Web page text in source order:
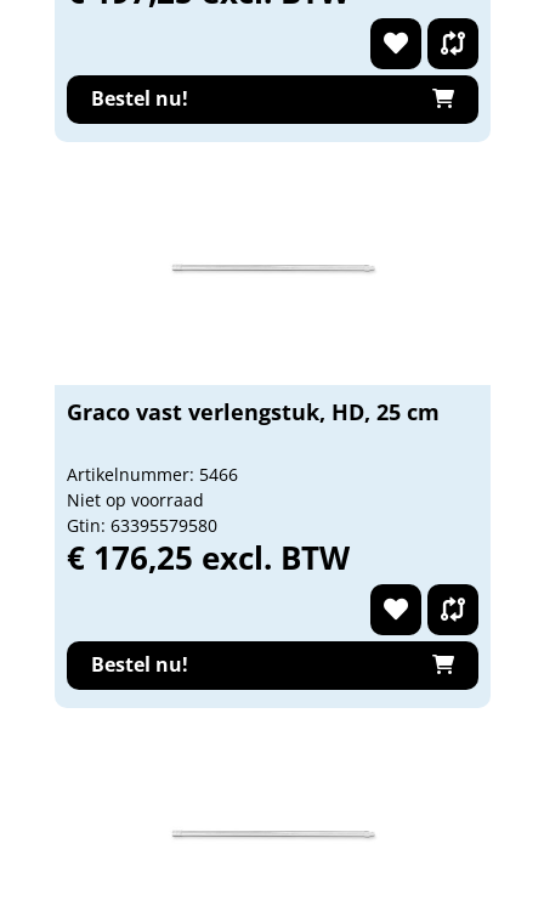
Bestel nu!
Graco vast verlengstuk, HD, 25 cm
Artikelnummer: 5466
Niet op voorraad
Gtin: 63395579580
€ 176,25 excl. BTW
Bestel nu!